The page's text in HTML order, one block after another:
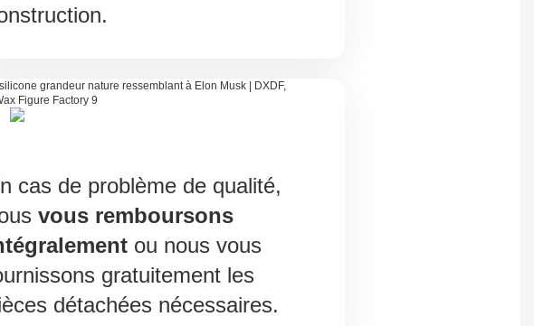
cas de problème de qualité,
vous remboursons
ou nous vous
gratuitement les
détachées nécessaires.